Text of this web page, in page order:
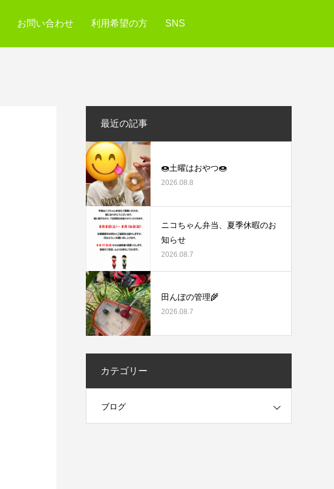
お問い合わせ 利用希望の方 SNS
最近の記事
🍩土曜はおやつ🍩
2026.08.8
ニコちゃん弁当、夏季休暇のお
知らせ
2026.08.7
田んぼの管理🌾
2026.08.7
カテゴリー
ブログ